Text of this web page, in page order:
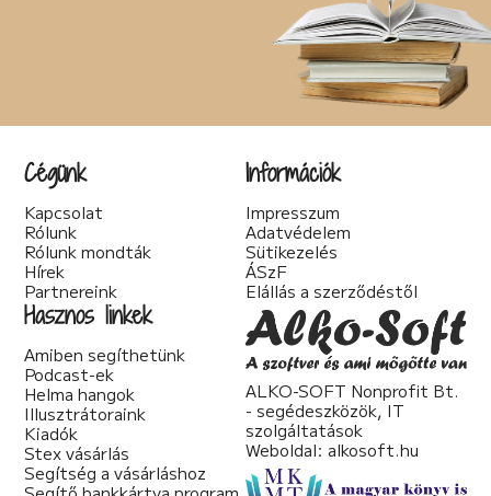
Cégünk
Kapcsolat
Rólunk
Rólunk mondták
Hírek
Partnereink
Információk
Impresszum
Adatvédelem
Sütikezelés
ÁSzF
Elállás a szerződéstől
Hasznos linkek
Amiben segíthetünk
Podcast-ek
Helma hangok
Illusztrátoraink
Kiadók
Stex vásárlás
Segítség a vásárláshoz
ALKO-SOFT Nonprofit Bt.
- segédeszközök, IT
szolgáltatások
Weboldal: alkosoft.hu